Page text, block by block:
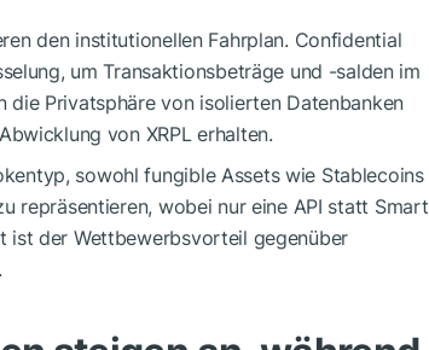
den institutionellen Fahrplan. Confidential
um Transaktionsbeträge und -salden im
Privatsphäre von isolierten Datenbanken
von XRPL erhalten.
sowohl fungible Assets wie Stablecoins
repräsentieren, wobei nur eine API statt Smart
ist der Wettbewerbsvorteil gegenüber